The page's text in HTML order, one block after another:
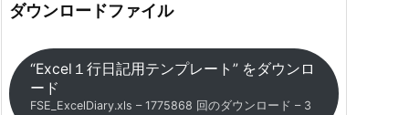
ダウンロードファイル
“Excel１行日記用テンプレート” をダウンロ
ード
FSE_ExcelDiary.xls – 1775868 回のダウンロード – 3